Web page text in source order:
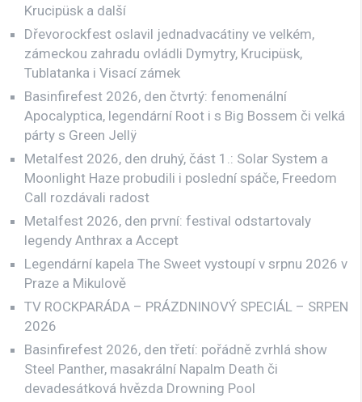
Krucipüsk a další
Dřevorockfest oslavil jednadvacátiny ve velkém,
zámeckou zahradu ovládli Dymytry, Krucipüsk,
Tublatanka i Visací zámek
Basinfirefest 2026, den čtvrtý: fenomenální
Apocalyptica, legendární Root i s Big Bossem či velká
párty s Green Jellÿ
Metalfest 2026, den druhý, část 1.: Solar System a
Moonlight Haze probudili i poslední spáče, Freedom
Call rozdávali radost
Metalfest 2026, den první: festival odstartovaly
legendy Anthrax a Accept
Legendární kapela The Sweet vystoupí v srpnu 2026 v
Praze a Mikulově
TV ROCKPARÁDA – PRÁZDNINOVÝ SPECIÁL – SRPEN
2026
Basinfirefest 2026, den třetí: pořádně zvrhlá show
Steel Panther, masakrální Napalm Death či
devadesátková hvězda Drowning Pool